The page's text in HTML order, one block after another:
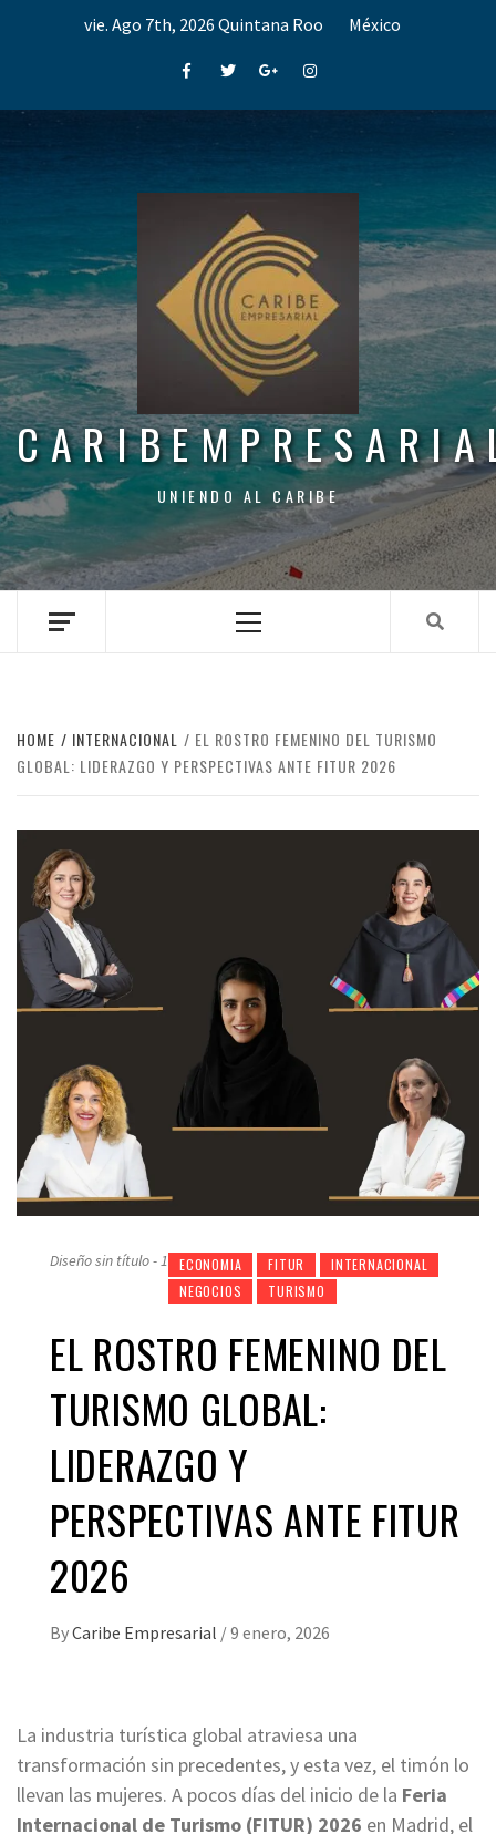
vie. Ago 7th, 2026 Quintana Roo México
FacebookTwitterGoogle+Instagram
UNIENDO AL CARIBE
Menu
HOME INTERNACIONAL
EL ROSTRO FEMENINO DEL TURISMO
GLOBAL: LIDERAZGO Y PERSPECTIVAS ANTE FITUR 2026
Diseño sin título - 1 ECONOMIA FITUR
INTERNACIONAL
NEGOCIOS
TURISMO
EL ROSTRO FEMENINO DEL
TURISMO GLOBAL:
LIDERAZGO Y
PERSPECTIVAS ANTE FITUR
2026
ByCaribe Empresarial /9 enero, 2026
La industria turística global atraviesa una
transformación sin precedentes, y esta vez, el timón lo
llevan las mujeres. A pocos días del inicio de la Feria
Internacional de Turismo (FITUR) 2026 en Madrid, el